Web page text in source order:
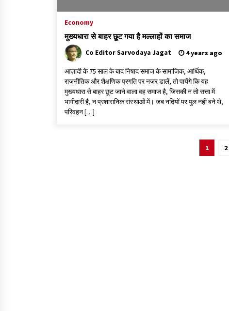
Economy
मुख्यधारा से बाहर छूट गया है मल्लाहों का समाज
Co Editor Sarvodaya Jagat 4 years ago
आज़ादी के 75 साल के बाद निषाद समाज के सामाजिक, आर्थिक,
राजनीतिक और शैक्षणिक प्रगति पर नजर डालें, तो पायेंगे कि यह
मुख्यधारा से बाहर छूट जाने वाला वह समाज है, जिसकी न तो सत्ता में
भागीदारी है, न प्रशासनिक संस्थाओं में। जब नदियों पर पुल नहीं बने थे,
परिवहन […]
1 2